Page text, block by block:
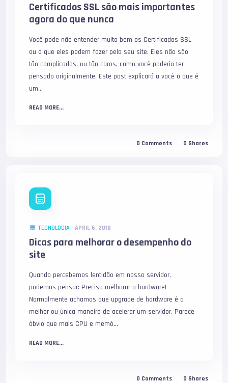
Certificados SSL são mais importantes
agora do que nunca
Você pode não entender muito bem os Certificados SSL
ou o que eles podem fazer pelo seu site. Eles não são
tão complicados, ou tão caros, como você poderia ter
pensado originalmente. Este post explicará a você o que é
um...
READ MORE...
0 Comments 0 Shares
TECNOLOGIA- APRIL 6, 2018
Dicas para melhorar o desempenho do
site
Quando percebemos lentidão em nosso servidor,
podemos pensar: Preciso melhorar o hardware!
Normalmente achamos que upgrade de hardware é a
melhor ou única maneira de acelerar um servidor. Parece
óbvio que mais CPU e memó...
READ MORE...
0 Comments 0 Shares